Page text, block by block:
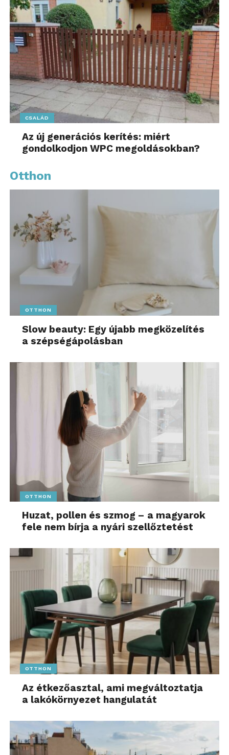
CSALÁD
Az új generációs kerítés: miért
gondolkodjon WPC megoldásokban?
Otthon
OTTHON
Slow beauty: Egy újabb megközelítés
a szépségápolásban
OTTHON
Huzat, pollen és szmog – a magyarok
fele nem bírja a nyári szellőztetést
OTTHON
Az étkezőasztal, ami megváltoztatja
a lakókörnyezet hangulatát